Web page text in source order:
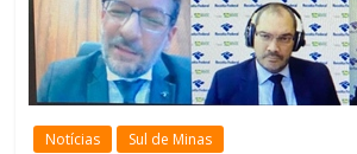
de
Minas
Notícias Sul de Minas